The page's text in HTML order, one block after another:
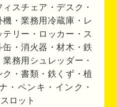
スチェア・デスク・
・業務用冷蔵庫・レ
リー・ロッカー・ス
・消火器・材木・鉄
務用シュレッダー・
・書類・鉄くず・植
・ペンキ・インク・
ロット